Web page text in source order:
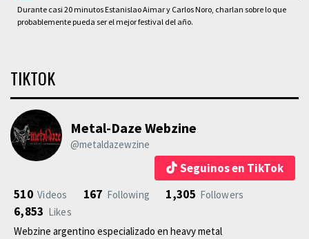
Durante casi 20 minutos Estanislao Aimar y Carlos Noro, charlan sobre lo que
probablemente pueda ser el mejor festival del año.
TIKTOK
Metal-Daze Webzine
@metaldazewzine
Seguinos en TikTok
510 Videos 167 Following 1,305 Followers
6,853 Likes
Webzine argentino especializado en heavy metal